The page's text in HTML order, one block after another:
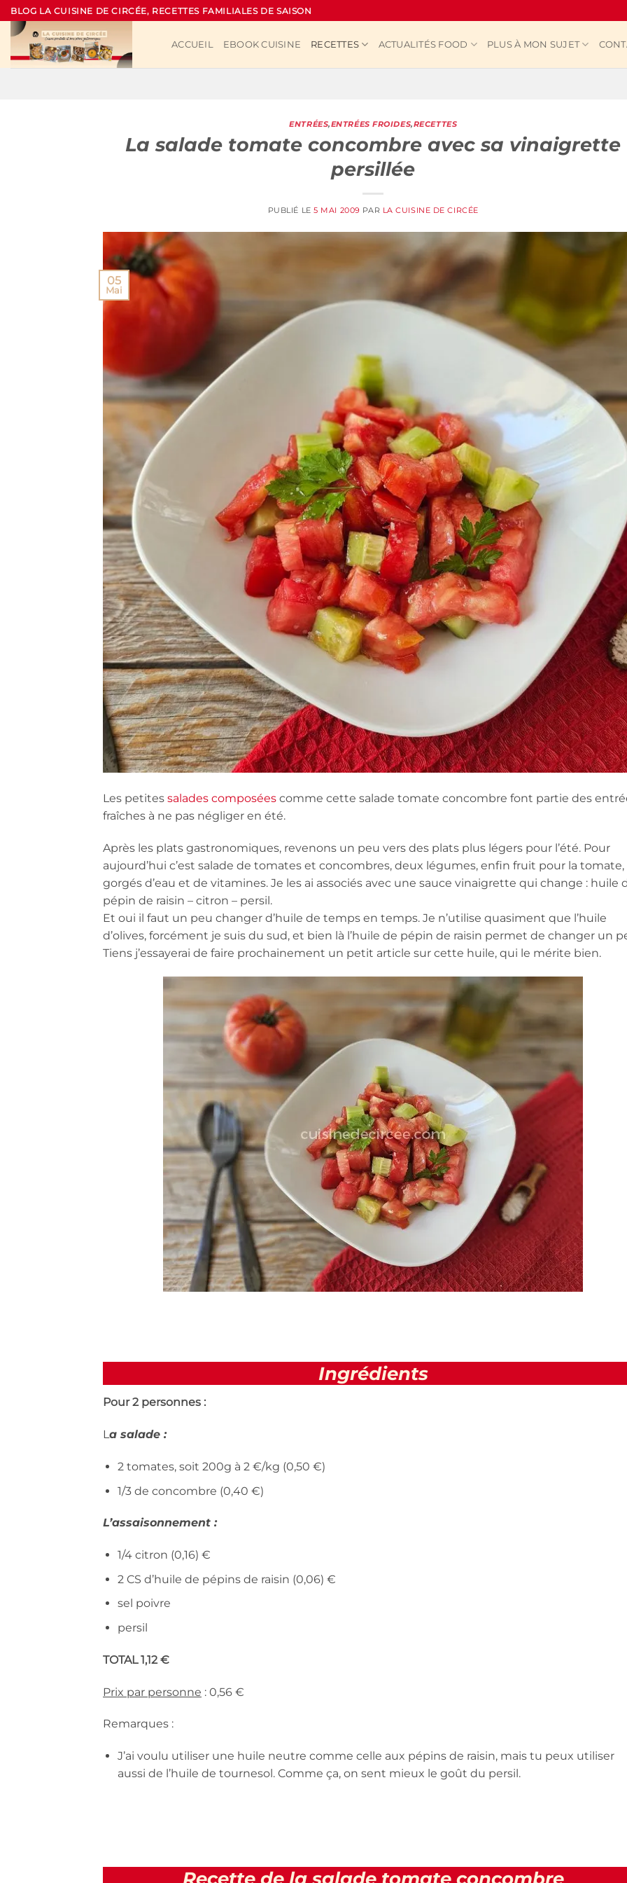
Passer
au
contenu
BLOG LA CUISINE DE CIRCÉE, RECETTES FAMILIALES DE SAISON
ACCUEIL EBOOK CUISINE RECETTES ACTUALITÉS FOOD PLUS À MON SUJET
ENTRÉES,ENTRÉES FROIDES,RECETTES
La salade tomate concombre avec sa vinaigrette
persillée
PUBLIÉ LE5 MAI 2009 PAR LA CUISINE DE CIRCÉE
05
Mai
Les petites salades composées comme cette salade tomate concombre font partie des
fraîches à ne pas négliger en été.
Après les plats gastronomiques, revenons un peu vers des plats plus légers pour l’été. Pour
aujourd’hui c’est salade de tomates et concombres, deux légumes, enfin fruit pour la tomate,
gorgés d’eau et de vitamines. Je les ai associés avec une sauce vinaigrette qui change : huile
pépin de raisin – citron – persil.
Et oui il faut un peu changer d’huile de temps en temps. Je n’utilise quasiment que l’huile
d’olives, forcément je suis du sud, et bien là l’huile de pépin de raisin permet de changer un
Tiens j’essayerai de faire prochainement un petit article sur cette huile, qui le mérite bien.
Ingrédients
Pour 2 personnes :
La salade :
2 tomates, soit 200g à 2 €/kg (0,50 €)
1/3 de concombre (0,40 €)
L’assaisonnement :
1/4 citron (0,16) €
2 CS d’huile de pépins de raisin (0,06) €
sel poivre
persil
TOTAL 1,12 €
Prix par personne : 0,56 €
Remarques :
J’ai voulu utiliser une huile neutre comme celle aux pépins de raisin, mais tu peux utiliser
aussi de l’huile de tournesol. Comme ça, on sent mieux le goût du persil.
Recette de la salade tomate concombre